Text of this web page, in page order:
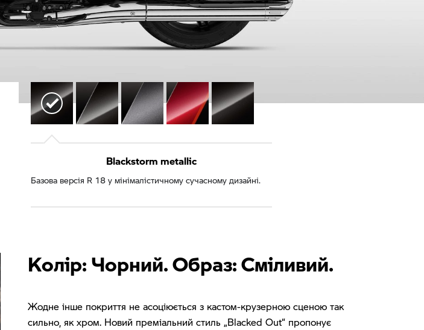
Blackstorm metallic
Базова версія R 18 у мінімалістичному сучасному дизайні.
Колір: Чорний. Образ: Сміливий.
Жодне інше покриття не асоціюється з кастом-крузерною сценою так
сильно, як хром. Новий преміальний стиль „Blacked Out“ пропонує